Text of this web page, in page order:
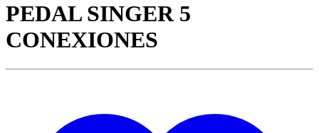
PEDAL SINGER 5
CONEXIONES